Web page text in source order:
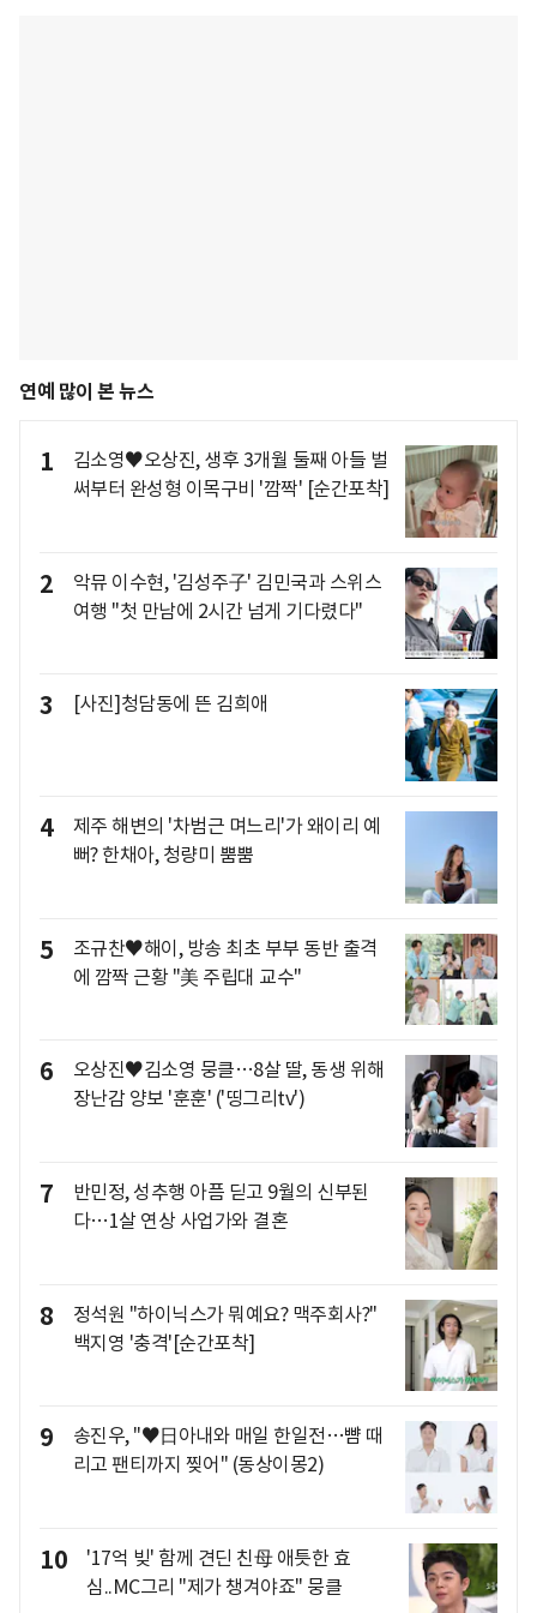
연예 많이 본 뉴스
1
김소영♥오상진, 생후 3개월 둘째 아들 벌
써부터 완성형 이목구비 '깜짝' [순간포착]
2
악뮤 이수현, '김성주子' 김민국과 스위스
여행 "첫 만남에 2시간 넘게 기다렸다"
3 [사진]청담동에 뜬 김희애
4
제주 해변의 '차범근 며느리'가 왜이리 예
뻐? 한채아, 청량미 뿜뿜
5
조규찬♥해이, 방송 최초 부부 동반 출격
에 깜짝 근황 "美 주립대 교수"
6
오상진♥김소영 뭉클…8살 딸, 동생 위해
장난감 양보 '훈훈' ('띵그리tv')
7
반민정, 성추행 아픔 딛고 9월의 신부된
다…1살 연상 사업가와 결혼
8
정석원 "하이닉스가 뭐예요? 맥주회사?"
백지영 '충격'[순간포착]
9
송진우, "♥日아내와 매일 한일전…뺨 때
리고 팬티까지 찢어" (동상이몽2)
10
'17억 빚' 함께 견딘 친母 애틋한 효
심..MC그리 "제가 챙겨야죠" 뭉클